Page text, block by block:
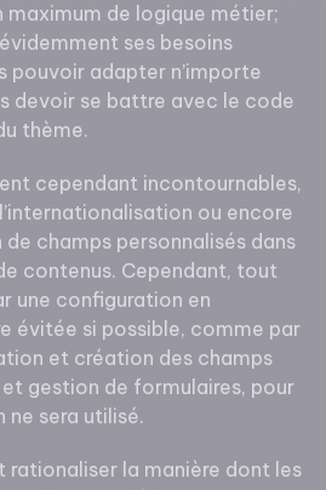
maximum de logique métier;
ses besoins
pouvoir adapter n’importe
devoir se battre avec le code
thème.
cependant incontournables,
ou encore
de champs personnalisés dans
contenus. Cependant, tout
une configuration en
évitée si possible, comme par
et création des champs
gestion de formulaires, pour
ne sera utilisé.
rationaliser la manière dont les